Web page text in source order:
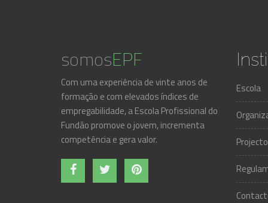
somosEPF
Com uma experiência de vinte anos de
formação e com elevados índices de
empregabilidade, a Escola Profissional do
Fundão promove o jovem, incrementa
competência e gera valor.
Escola